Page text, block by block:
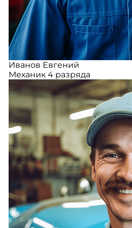
Иванов Евгений
Механик 4 разряда